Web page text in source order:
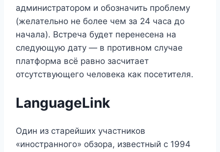
администратором и обозначить проблему
(желательно не более чем за 24 часа до
начала). Встреча будет перенесена на
следующую дату — в противном случае
платформа всё равно засчитает
отсутствующего человека как посетителя.
LanguageLink
Один из старейших участников
«иностранного» обзора, известный с 1994